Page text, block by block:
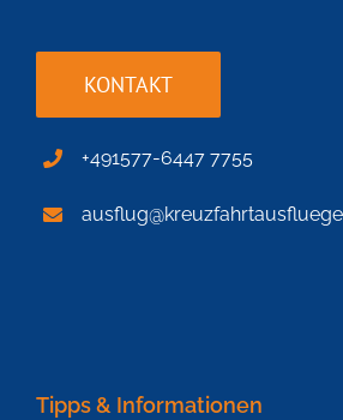
KONTAKT
+491577-6447 7755
Tipps & Informationen